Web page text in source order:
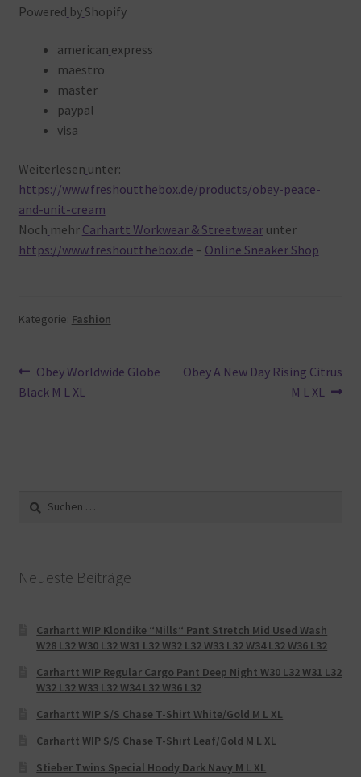
Powered by Shopify
american express
maestro
master
paypal
visa
Weiterlesen unter:
https://www.freshoutthebox.de/products/obey-peace-
and-unit-cream
Noch mehr Carhartt Workwear & Streetwearunter
https://www.freshoutthebox.de – Online Sneaker Shop
Kategorie: Fashion
Beitragsnavigation
Vorheriger
Beitrag:
Obey Worldwide Globe
Black M L XL
Nächster
Obey A New Day Rising Citrus
M L XL
Suche
nach:
Neueste Beiträge
Carhartt WIP Klondike “Mills“ Pant Stretch Mid Used Wash
W28 L32 W30 L32 W31 L32 W32 L32 W33 L32 W34 L32 W36 L32
Carhartt WIP Regular Cargo Pant Deep Night W30 L32 W31 L32
W32 L32 W33 L32 W34 L32 W36 L32
Carhartt WIP S/S Chase T-Shirt White/Gold M L XL
Carhartt WIP S/S Chase T-Shirt Leaf/Gold M L XL
Stieber Twins Special Hoody Dark Navy M L XL